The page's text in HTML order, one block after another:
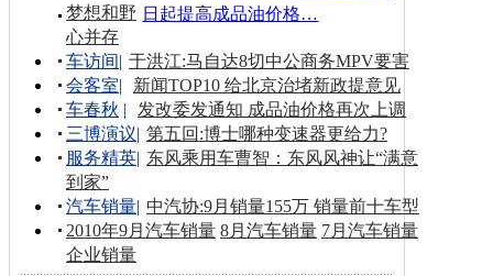
日起提高成品油价格…
梦想和野
心并存
车访间| 于洪江:马自达8切中公商务MPV要害
会客室|
新闻TOP10 给北京治堵新政提意见
车春秋 |
发改委发通知 成品油价格再次上调
三博演议| 第五回:博士哪种变速器更给力?
服务精英| 东风乘用车曹智：东风风神让“满意
到家”
汽车销量| 中汽协:9月销量155万 销量前十车型
2010年9月汽车销量 8月汽车销量 7月汽车销量
企业销量